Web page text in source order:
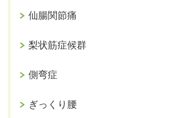
仙腸関節痛
梨状筋症候群
側弯症
ぎっくり腰